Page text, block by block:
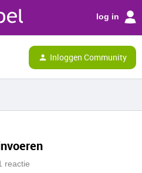
log in
Inloggen Community
reactie